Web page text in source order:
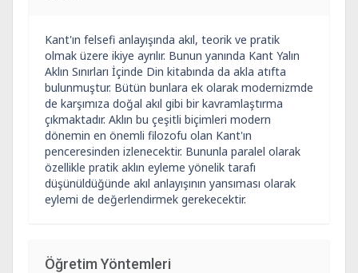
Kant'ın felsefi anlayışında akıl, teorik ve pratik
olmak üzere ikiye ayrılır. Bunun yanında Kant Yalın
Aklın Sınırları İçinde Din kitabında da akla atıfta
bulunmuştur. Bütün bunlara ek olarak modernizmde
de karşımıza doğal akıl gibi bir kavramlaştırma
çıkmaktadır. Aklın bu çeşitli biçimleri modern
dönemin en önemli filozofu olan Kant'ın
penceresinden izlenecektir. Bununla paralel olarak
özellikle pratik aklın eyleme yönelik tarafı
düşünüldüğünde akıl anlayışının yansıması olarak
eylemi de değerlendirmek gerekecektir.
Öğretim Yöntemleri